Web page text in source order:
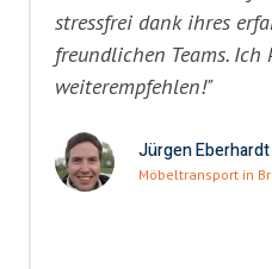
stressfrei dank ihres
freundlichen Teams.
weiterempfehlen!"
Jürgen Eberhardt
Möbeltransport in